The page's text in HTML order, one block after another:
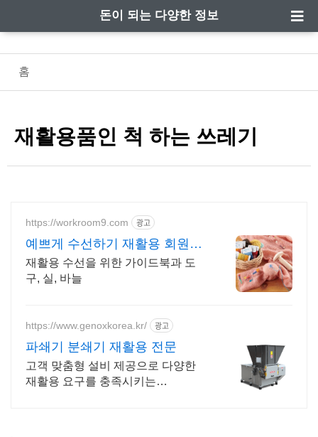
돈이 되는 다양한 정보
홈
재활용품인 척 하는 쓰레기
https://workroom9.com 광고
예쁘게 수선하기 재활용 회원가
입시 3% 즉시할인
재활용 수선을 위한 가이드북과 도
구, 실, 바늘
https://www.genoxkorea.kr/ 광고
파쇄기 분쇄기 재활용 전문
고객 맞춤형 설비 제공으로 다양한
재활용 요구를 충족시키는